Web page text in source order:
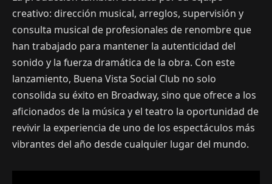
creativo: dirección musical, arreglos, supervisión y
consulta musical de profesionales de renombre que
han trabajado para mantener la autenticidad del
sonido y la fuerza dramática de la obra. Con este
lanzamiento, Buena Vista Social Club no solo
consolida su éxito en Broadway, sino que ofrece a los
aficionados de la música y el teatro la oportunidad de
revivir la experiencia de uno de los espectáculos más
vibrantes del año desde cualquier lugar del mundo.